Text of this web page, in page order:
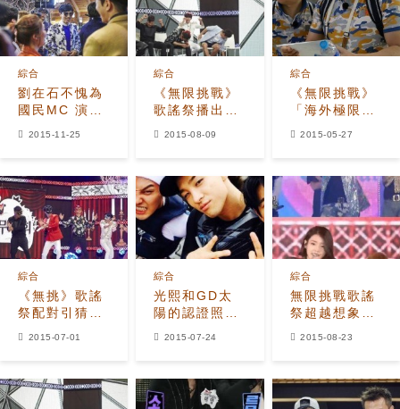
劉在石不愧為
國民MC 演員
們都圍著他
綜合
2015-11-25
《無限挑戰》
歌謠祭播出在
即 收視率上升
綜合
2015-08-09
《無限挑戰》
「海外極限打
工」 怎一個慘
綜合
2015-05-27
《無挑》歌謠
祭配對引猜測
製作組回應：
綜合
2015-07-01
光熙和GD太
陽的認證照…
『無挑-歌謠
綜合
2015-07-24
無限挑戰歌謠
祭超越想象的
成功 21%收
綜合
2015-08-23